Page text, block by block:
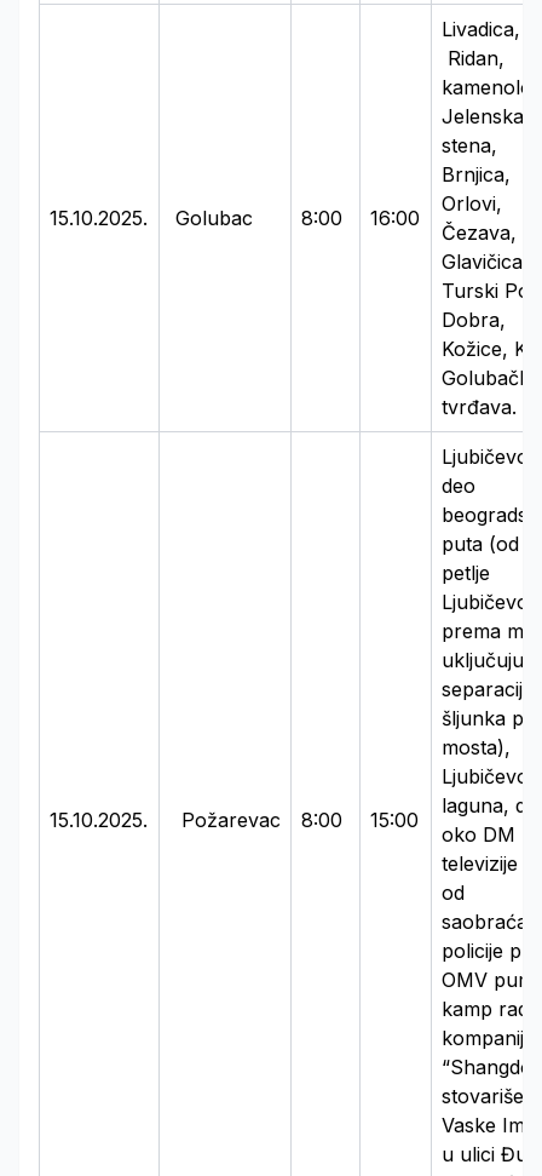
15.10.2025. Golubac 8:00 16:00
Livadica,
Ridan,
Jelenska
stena,
Brnjica,
Orlovi,
Čezava,
Glavičica,
Turski
Dobra,
Kožice,
Golubačka
tvrđava.
15.10.2025. Požarevac 8:00 15:00
Ljubičevo i
deo
puta (od
petlje
Ljubičevo
prema
uključujući
separaciju
šljunka
mosta),
Ljubičevo
laguna,
oko DM
televizije i
od
policije
OMV
kamp
kompanije
stovariše
Vaske
u ulici